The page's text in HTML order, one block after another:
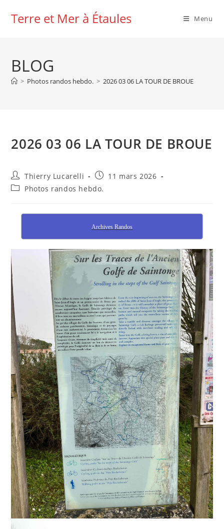
Terre et Mer à Étaules Menu
BLOG
> Photos randos hebdo. > 2026 03 06 LA TOUR DE BROUE
2026 03 06 LA TOUR DE BROUE
Auteur/autrice
de
la
Thierry Lucarelli
Publication
publiée :
11 mars 2026
PostPhotos randos hebdo.
Archives Randos